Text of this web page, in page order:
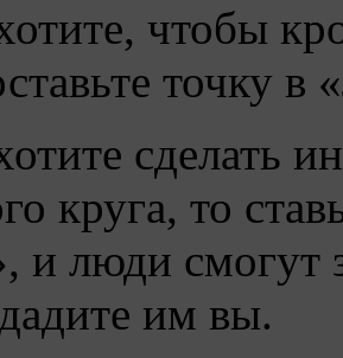
чтобы
точку в
сделать
круга, то
и люди смогут
им вы.